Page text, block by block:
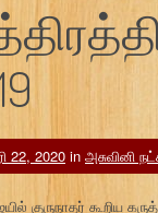
22, 2020 in அசுவினி
குருநாதர் கூறிய